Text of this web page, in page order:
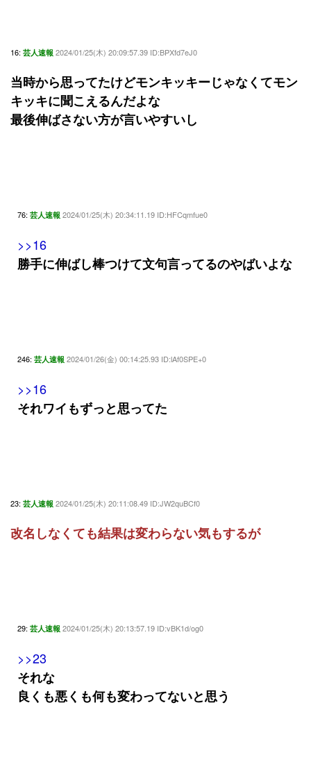
16: 芸人速報 2024/01/25(木) 20:09:57.39 ID:BPXfd7eJ0
当時から思ってたけどモンキッキーじゃなくてモン
キッキに聞こえるんだよな
最後伸ばさない方が言いやすいし
76: 芸人速報 2024/01/25(木) 20:34:11.19 ID:HFCqmfue0
>>16
勝手に伸ばし棒つけて文句言ってるのやばいよな
246: 芸人速報 2024/01/26(金) 00:14:25.93 ID:lAf0SPE+0
>>16
それワイもずっと思ってた
23: 芸人速報 2024/01/25(木) 20:11:08.49 ID:JW2quBCf0
改名しなくても結果は変わらない気もするが
29: 芸人速報 2024/01/25(木) 20:13:57.19 ID:vBK1d/og0
>>23
それな
良くも悪くも何も変わってないと思う